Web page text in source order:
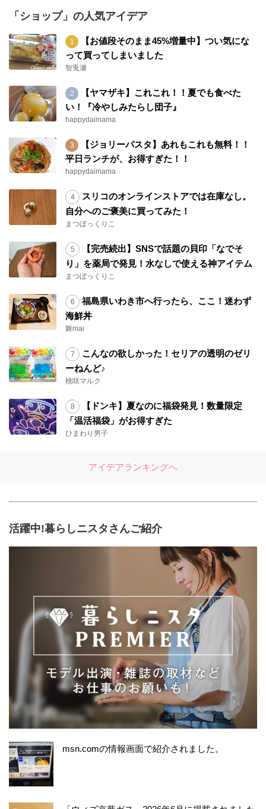
「ショップ」の人気アイデア
【お値段そのまま45%増量中】つい気にな
って買ってしまいました
智兎瀬
【ヤマザキ】これこれ！！夏でも食べた
い！『冷やしみたらし団子』
happydaimama
【ジョリーパスタ】あれもこれも無料！！
平日ランチが、お得すぎた！！
happydaimama
スリコのオンラインストアでは在庫なし。
自分へのご褒美に買ってみた！
まつぼっくりこ
【完売続出】SNSで話題の貝印「なでそ
り」を薬局で発見！水なしで使える神アイテム
まつぼっくりこ
福島県いわき市へ行ったら、ここ！迷わず
海鮮丼
舞mai
こんなの欲しかった！セリアの透明のゼリ
ーねんど♪
桃咲マルク
【ドンキ】夏なのに福袋発見！数量限定
「温活福袋」がお得すぎた
ひまわり男子
アイデアランキングへ
活躍中!暮らしニスタさんご紹介
msn.comの情報画面で紹介されました。